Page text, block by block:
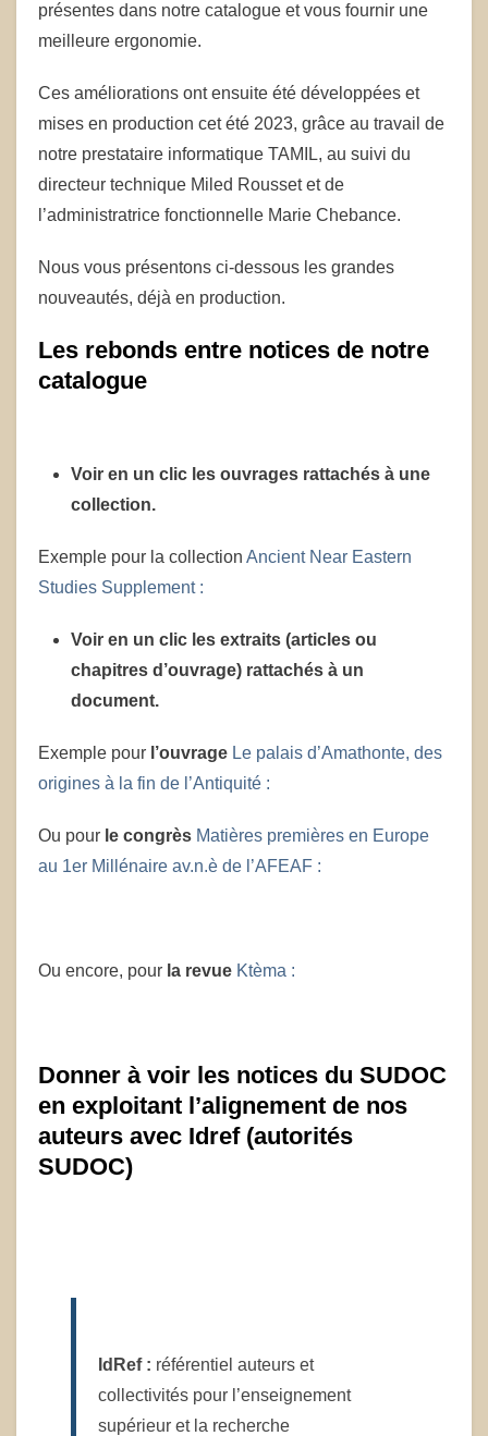
présentes dans notre catalogue et vous fournir une
meilleure ergonomie.
Ces améliorations ont ensuite été développées et
mises en production cet été 2023, grâce au travail de
notre prestataire informatique TAMIL, au suivi du
directeur technique Miled Rousset et de
l’administratrice fonctionnelle Marie Chebance.
Nous vous présentons ci-dessous les grandes
nouveautés, déjà en production.
Les rebonds entre notices de notre
catalogue
Voir en un clic les ouvrages rattachés à une
collection.
Exemple pour la collection Ancient Near Eastern
Studies Supplement :
Voir en un clic les extraits (articles ou
chapitres d’ouvrage) rattachés à un
document.
Exemple pour l’ouvrage Le palais d’Amathonte, des
origines à la fin de l’Antiquité :
Ou pour le congrès Matières premières en Europe
au 1er Millénaire av.n.è de l’AFEAF :
Ou encore, pour la revue Ktèma :
Donner à voir les notices du SUDOC
en exploitant l’alignement de nos
auteurs avec Idref (autorités
SUDOC)
IdRef : référentiel auteurs et
collectivités pour l’enseignement
supérieur et la recherche